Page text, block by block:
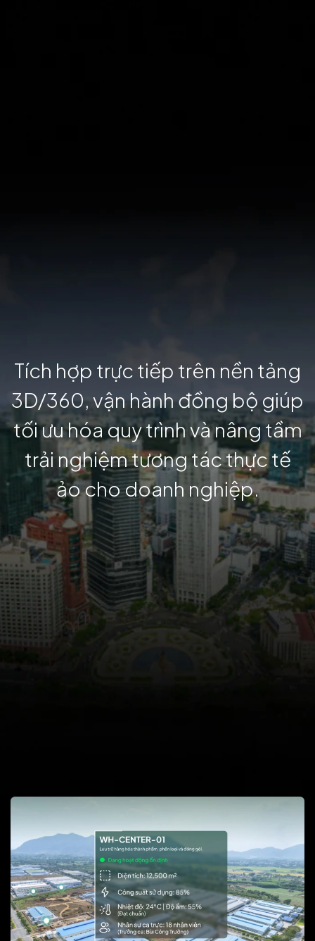
Tích hợp trực tiếp trên nền tảng
3D/360, vận hành đồng bộ giúp
tối ưu hóa quy trình và nâng tầm
trải nghiệm tương tác thực tế
ảo cho doanh nghiệp.